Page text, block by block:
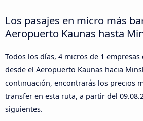
Los pasajes en micro más
Aeropuerto Kaunas hasta
Todos los días, 4 micros de 1
desde el Aeropuerto Kaunas hacia
continuación, encontrarás los precios
transfer en esta ruta, a partir del
siguientes.